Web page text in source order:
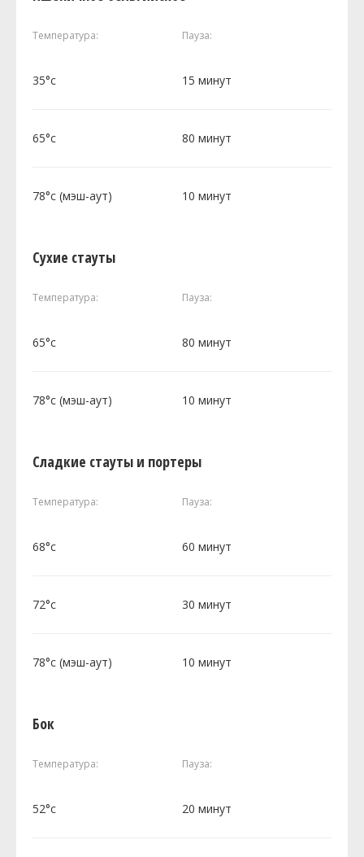
Температура: Пауза:
35°c 15 минут
65°c 80 минут
78°c (мэш-аут) 10 минут
Сухие стауты
Температура: Пауза:
65°c 80 минут
78°c (мэш-аут) 10 минут
Сладкие стауты и портеры
Температура: Пауза:
68°c 60 минут
72°c 30 минут
78°c (мэш-аут) 10 минут
Бок
Температура: Пауза:
52°c 20 минут